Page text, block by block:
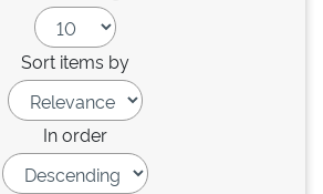
Sort items by
In order